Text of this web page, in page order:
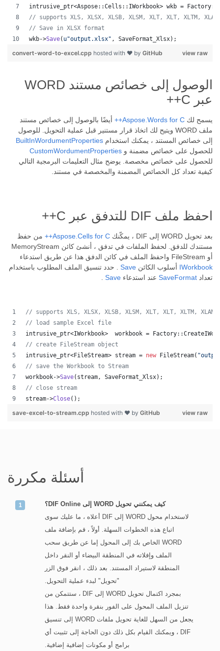
intrusive_ptr<Aspose::Cells::IWorkbook> wkb =
// supports XLS, XLSX, XLSB, XLSM, XLT, XLT, XLTM,
// Save in XLSX format
wkb->Save( u"output.xlsx" , SaveFormat_Xlsx);
view raw
convert-word-to-excel.cpp hosted with ❤ by GitHub
الوصول إلى خصائص مستند WORD
عبر C++
يسمح لك Aspose.Words for C++
أيضًا بالوصول إلى خصائص مستند
ملف WORD ويتيح لك اتخاذ قرار مستنير قبل عملية التحويل. للوصول
إلى خصائص المستند ، يمكنك استخدام BuiltInWordumentProperties
للحصول على خصائص مضمنة و CustomWordumentProperties
للحصول على خصائص مخصصة. يوضح مثال التعليمات البرمجية التالي
كيفية تعداد كل الخصائص المضمنة والمخصصة في مستند.
احفظ ملف DIF للتدفق عبر C++
بعد تحويل WORD إلى DIF ، يمكّنك Aspose.Cells for C++
من حفظ
مستندك للدفق. لحفظ الملفات في تدفق ، أنشئ كائن MemoryStream
أو FileStream واحفظ الملف في كائن الدفق هذا عن طريق استدعاء
IWorkbook أسلوب الكائن Save . حدد تنسيق الملف المطلوب باستخدام
تعداد SaveFormat عند استدعاء Save
// supports XLS, XLSX, XLSB, XLSM, XLT, XLT, XLTM,
// load sample Excel file
intrusive_ptr<IWorkbook>  workbook =
// create FileStream object
intrusive_ptr<FileStream> stream = new FileStream( "
// save the Workbook to Stream
workbook->Save(stream, SaveFormat_Xlsx);
// close stream
stream->Close();
view raw
save-excel-to-stream.cpp hosted with ❤ by GitHub
أسئلة مكررة
كيف يمكنني تحويل WORD إلى DIF Online؟
لاستخدام محول WORD إلى DIF أعلاه ، ما عليك سوى
اتباع هذه الخطوات السهلة. أولاً ، قم بإضافة ملف
WORD الخاص بك إلى المحول إما عن طريق سحب
الملف وإفلاته في المنطقة البيضاء أو النقر داخل
المنطقة لاستيراد المستند. بعد ذلك ، انقر فوق الزر
"تحويل" لبدء عملية التحويل.
بمجرد اكتمال تحويل WORD إلى DIF ، ستتمكن من
تنزيل الملف المحول على الفور بنقرة واحدة فقط. هذا
يجعل من السهل للغاية تحويل ملفات WORD إلى تنسيق
DIF ، ويمكنك القيام بكل ذلك دون الحاجة إلى تثبيت أي
برامج أو مكونات إضافية إضافية.